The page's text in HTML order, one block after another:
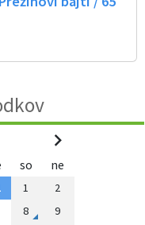
so ne
1
2
8
9